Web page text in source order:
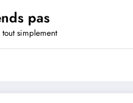
pas
simplement